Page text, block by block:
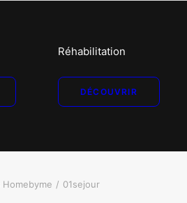
Réhabilitation
DÉCOUVRIR
01sejour